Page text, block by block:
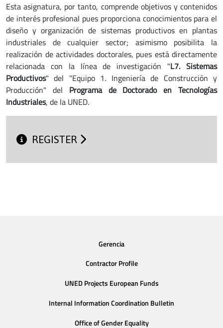
Esta asignatura, por tanto, comprende objetivos y contenidos
de interés profesional pues proporciona conocimientos para el
diseño y organización de sistemas productivos en plantas
industriales de cualquier sector; asimismo posibilita la
realización de actividades doctorales, pues está directamente
relacionada con la línea de investigación "L7. Sistemas
Productivos" del "Equipo 1. Ingeniería de Construcción y
Producción" del Programa de Doctorado en Tecnologías
Industriales, de la UNED.
REGISTER
Gerencia
Contractor Profile
UNED Projects European Funds
Internal Information Coordination Bulletin
Office of Gender Equality